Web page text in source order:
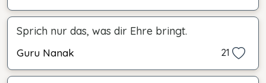
Sprich nur das, was dir Ehre bringt.
Guru Nanak 21